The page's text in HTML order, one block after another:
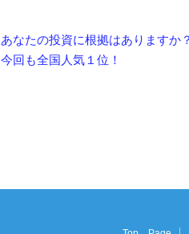
あなたの投資に根拠はありますか？
今回も全国人気１位！